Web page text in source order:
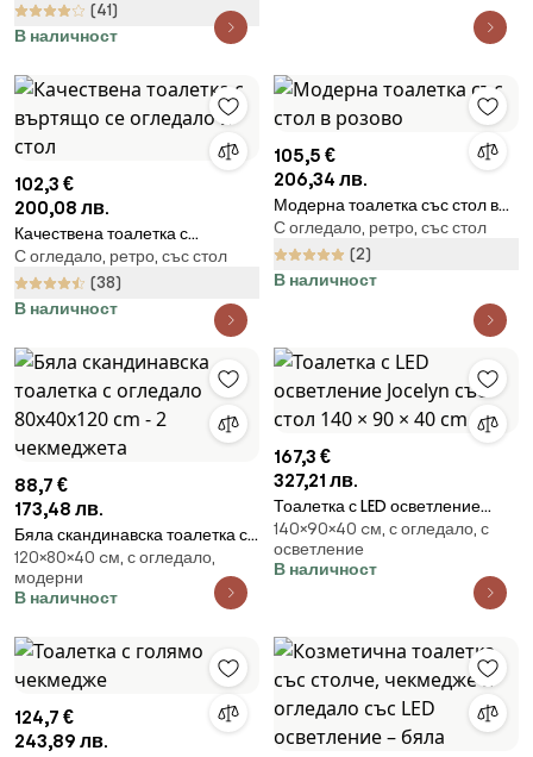
(41)
В наличност
102,3 €
200,08 лв.
Качествена тоалетка с
въртящо се огледало и стол
С огледало, ретро, със стол
(38)
В наличност
105,5 €
206,34 лв.
Модерна тоалетка със стол в
розово
С огледало, ретро, със стол
(2)
В наличност
88,7 €
173,48 лв.
Бяла скандинавска тоалетка с
огледало 80x40x120 cm - 2
чекмеджета
120×80×40 cм, с огледало,
модерни
В наличност
167,3 €
327,21 лв.
Тоалетка с LED осветление
Jocelyn със стол 140 × 90 × 40
cm
140×90×40 cм, с огледало, с
осветление
В наличност
124,7 €
243,89 лв.